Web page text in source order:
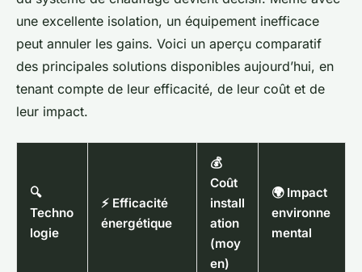
une excellente isolation, un équipement inefficace
peut annuler les gains. Voici un aperçu comparatif
des principales solutions disponibles aujourd’hui, en
tenant compte de leur efficacité, de leur coût et de
leur impact.
🔍
Techno
logie
⚡ Efficacité
énergétique
💰
Coût
install
ation
(moy
en)
🌍 Impact
environne
mental